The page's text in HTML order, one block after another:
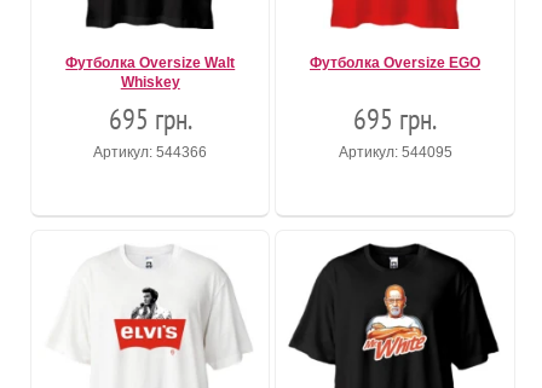
Футболка Oversize Walt
Whiskey
695 грн.
Артикул: 544366
Футболка Oversize EGO
695 грн.
Артикул: 544095